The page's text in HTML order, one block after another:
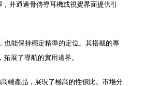
并通過骨傳導耳機或視覺界面提供引
也能保持穩定精準的定位。其搭載的專
展了導航的實用邊界。
端產品，展現了極高的性價比。市場分